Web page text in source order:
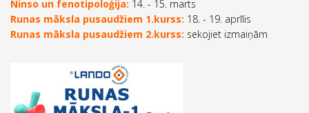
Ninso un fenotipoloģija: 14. - 15. marts
Runas māksla pusaudžiem 1.kurss: 18. - 19. aprīlis
Runas māksla pusaudžiem 2.kurss: sekojiet izmaiņām